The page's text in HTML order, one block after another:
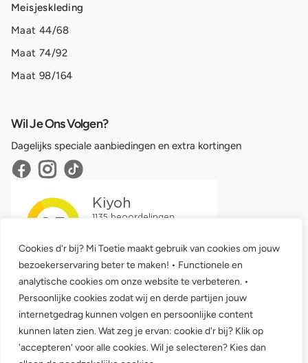
Cookies d'r bij? Mi Toetie maakt gebruik van cookies om jouw
bezoekerservaring beter te maken! • Functionele en
analytische cookies om onze website te verbeteren. •
Persoonlijke cookies zodat wij en derde partijen jouw
internetgedrag kunnen volgen en persoonlijke content
kunnen laten zien. Wat zeg je ervan: cookie d'r bij? Klik op
'accepteren' voor alle cookies. Wil je selecteren? Kies dan
Meisjeskleding
Maat 44/68
Maat 74/92
Maat 98/164
Wil Je Ons Volgen?
Dagelijks speciale aanbiedingen en extra kortingen